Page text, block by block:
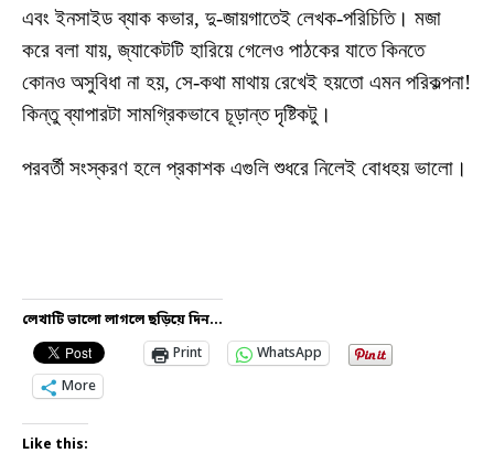
এবং ইনসাইড ব্যাক কভার, দু-জায়গাতেই লেখক-পরিচিতি। মজা
করে বলা যায়, জ্যাকেটটি হারিয়ে গেলেও পাঠকের যাতে কিনতে
কোনও অসুবিধা না হয়, সে-কথা মাথায় রেখেই হয়তো এমন পরিকল্পনা!
কিন্তু ব্যাপারটা সামগ্রিকভাবে চূড়ান্ত দৃষ্টিকটু।
পরবর্তী সংস্করণ হলে প্রকাশক এগুলি শুধরে নিলেই বোধহয় ভালো।
লেখাটি ভালো লাগলে ছড়িয়ে দিন...
Print
WhatsApp
More
Like this: